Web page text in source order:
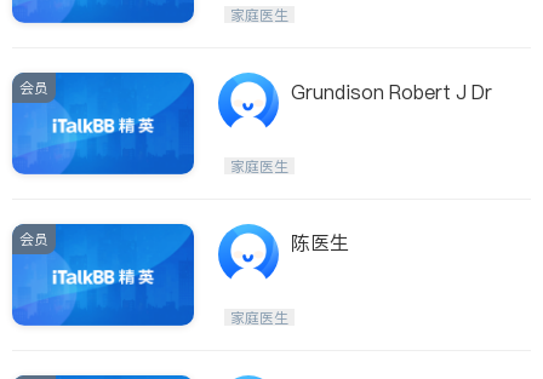
家庭医生
会员 Grundison Robert J Dr
家庭医生
会员 陈医生
家庭医生